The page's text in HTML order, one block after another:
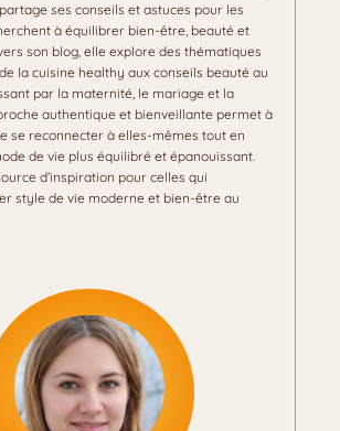
ses conseils et astuces pour les
à équilibrer bien-être, beauté et
son blog, elle explore des thématiques
la cuisine healthy aux conseils beauté au
par la maternité, le mariage et la
authentique et bienveillante permet à
se reconnecter à elles-mêmes tout en
de vie plus équilibré et épanouissant.
d’inspiration pour celles qui
style de vie moderne et bien-être au